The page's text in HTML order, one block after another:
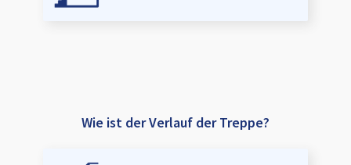
Wie ist der Verlauf der Treppe?